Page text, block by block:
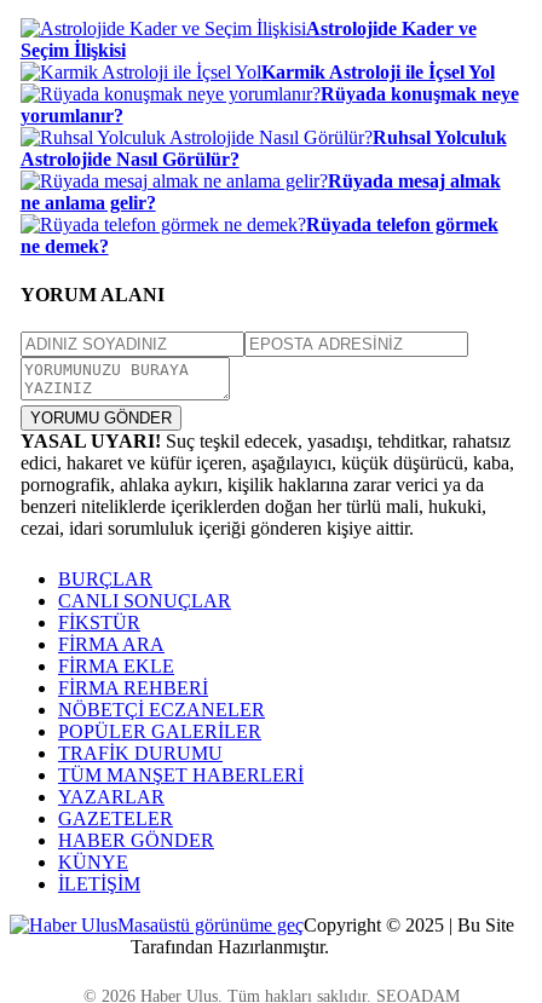
Astrolojide Kader ve
Seçim İlişkisi
Karmik Astroloji ile İçsel Yol
Rüyada konuşmak neye
yorumlanır?
Ruhsal Yolculuk
Astrolojide Nasıl Görülür?
Rüyada mesaj almak
ne anlama gelir?
Rüyada telefon görmek
ne demek?
YORUM ALANI
YORUMU GÖNDER
YASAL UYARI! Suç teşkil edecek, yasadışı, tehditkar, rahatsız
edici, hakaret ve küfür içeren, aşağılayıcı, küçük düşürücü, kaba,
pornografik, ahlaka aykırı, kişilik haklarına zarar verici ya da
benzeri niteliklerde içeriklerden doğan her türlü mali, hukuki,
cezai, idari sorumluluk içeriği gönderen kişiye aittir.
BURÇLAR
CANLI SONUÇLAR
FİKSTÜR
FİRMA ARA
FİRMA EKLE
FİRMA REHBERİ
NÖBETÇİ ECZANELER
POPÜLER GALERİLER
TRAFİK DURUMU
TÜM MANŞET HABERLERİ
YAZARLAR
GAZETELER
HABER GÖNDER
KÜNYE
İLETİŞİM
Masaüstü görünüme geçCopyright © 2025 | Bu Site
Tarafından Hazırlanmıştır.
© 2026 Haber Ulus. Tüm hakları saklıdır. SEOADAM